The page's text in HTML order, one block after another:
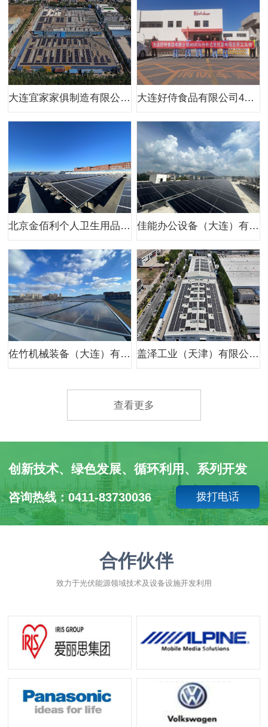
大连宜家家俱制造有限公司1MW分布式光伏项目 大连好侍食品有限公司405kw分布式光伏项目
北京金佰利个人卫生用品有限公司800kw分布式光伏项目 佳能办公设备（大连）有限公司二期光伏项目
佐竹机械装备（大连）有限公司400kw分布式光伏项目 盖泽工业（天津）有限公司959.8kw分布式光伏项目
查看更多
创新技术、绿色发展、循环利用、系列开发
咨询热线：0411-83730036 拨打电话
合作伙伴
致力于光伏能源领域技术及设备设施开发利用